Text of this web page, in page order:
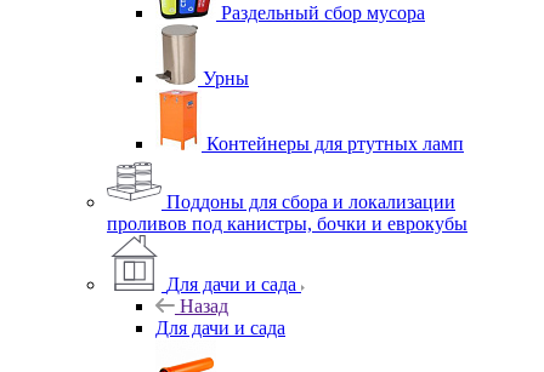
Раздельный сбор мусора
Урны
Контейнеры для ртутных ламп
Поддоны для сбора и локализации
проливов под канистры, бочки и еврокубы
Для дачи и сада
Назад
Для дачи и сада